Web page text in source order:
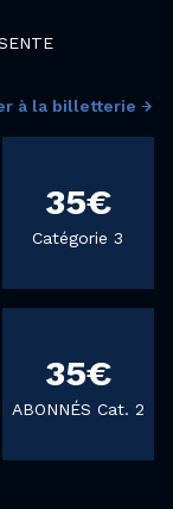
à la billetterie
35€
Catégorie 3
35€
ABONNÉS Cat. 2